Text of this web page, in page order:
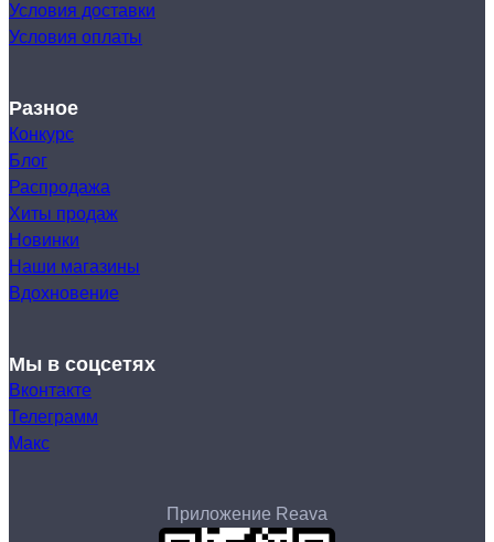
Условия доставки
Условия оплаты
Разное
Конкурс
Блог
Распродажа
Хиты продаж
Новинки
Наши магазины
Вдохновение
Мы в соцсетях
Вконтакте
Телеграмм
Макс
Приложение Reava